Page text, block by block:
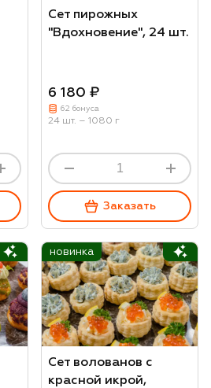
Сет пирожных
"Вдохновение", 24 шт.
6 180 ₽
62 бонуса
24 шт. – 1080 г
Заказать
новинка
Сет волованов с
красной икрой,